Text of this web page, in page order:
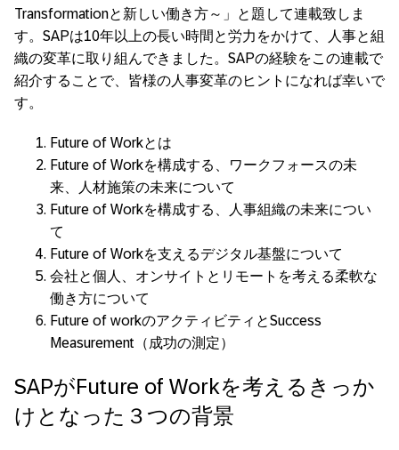
Transformationと新しい働き方～」と題して連載致しま
す。SAPは10年以上の長い時間と労力をかけて、人事と組
織の変革に取り組んできました。SAPの経験をこの連載で
紹介することで、皆様の人事変革のヒントになれば幸いで
す。
Future of Workとは
Future of Workを構成する、ワークフォースの未
来、人材施策の未来について
Future of Workを構成する、人事組織の未来につい
て
Future of Workを支えるデジタル基盤について
会社と個人、オンサイトとリモートを考える柔軟な
働き方について
Future of workのアクティビティとSuccess
Measurement（成功の測定）
SAPがFuture of Workを考えるきっか
けとなった３つの背景